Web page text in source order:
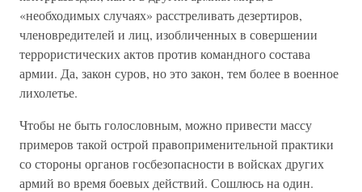
«необходимых случаях» расстреливать дезертиров,
членовредителей и лиц, изобличенных в совершении
террористических актов против командного состава
армии. Да, закон суров, но это закон, тем более в военное
лихолетье.
Чтобы не быть голословным, можно привести массу
примеров такой острой правоприменительной практики
со стороны органов госбезопасности в войсках других
армий во время боевых действий. Сошлюсь на один.